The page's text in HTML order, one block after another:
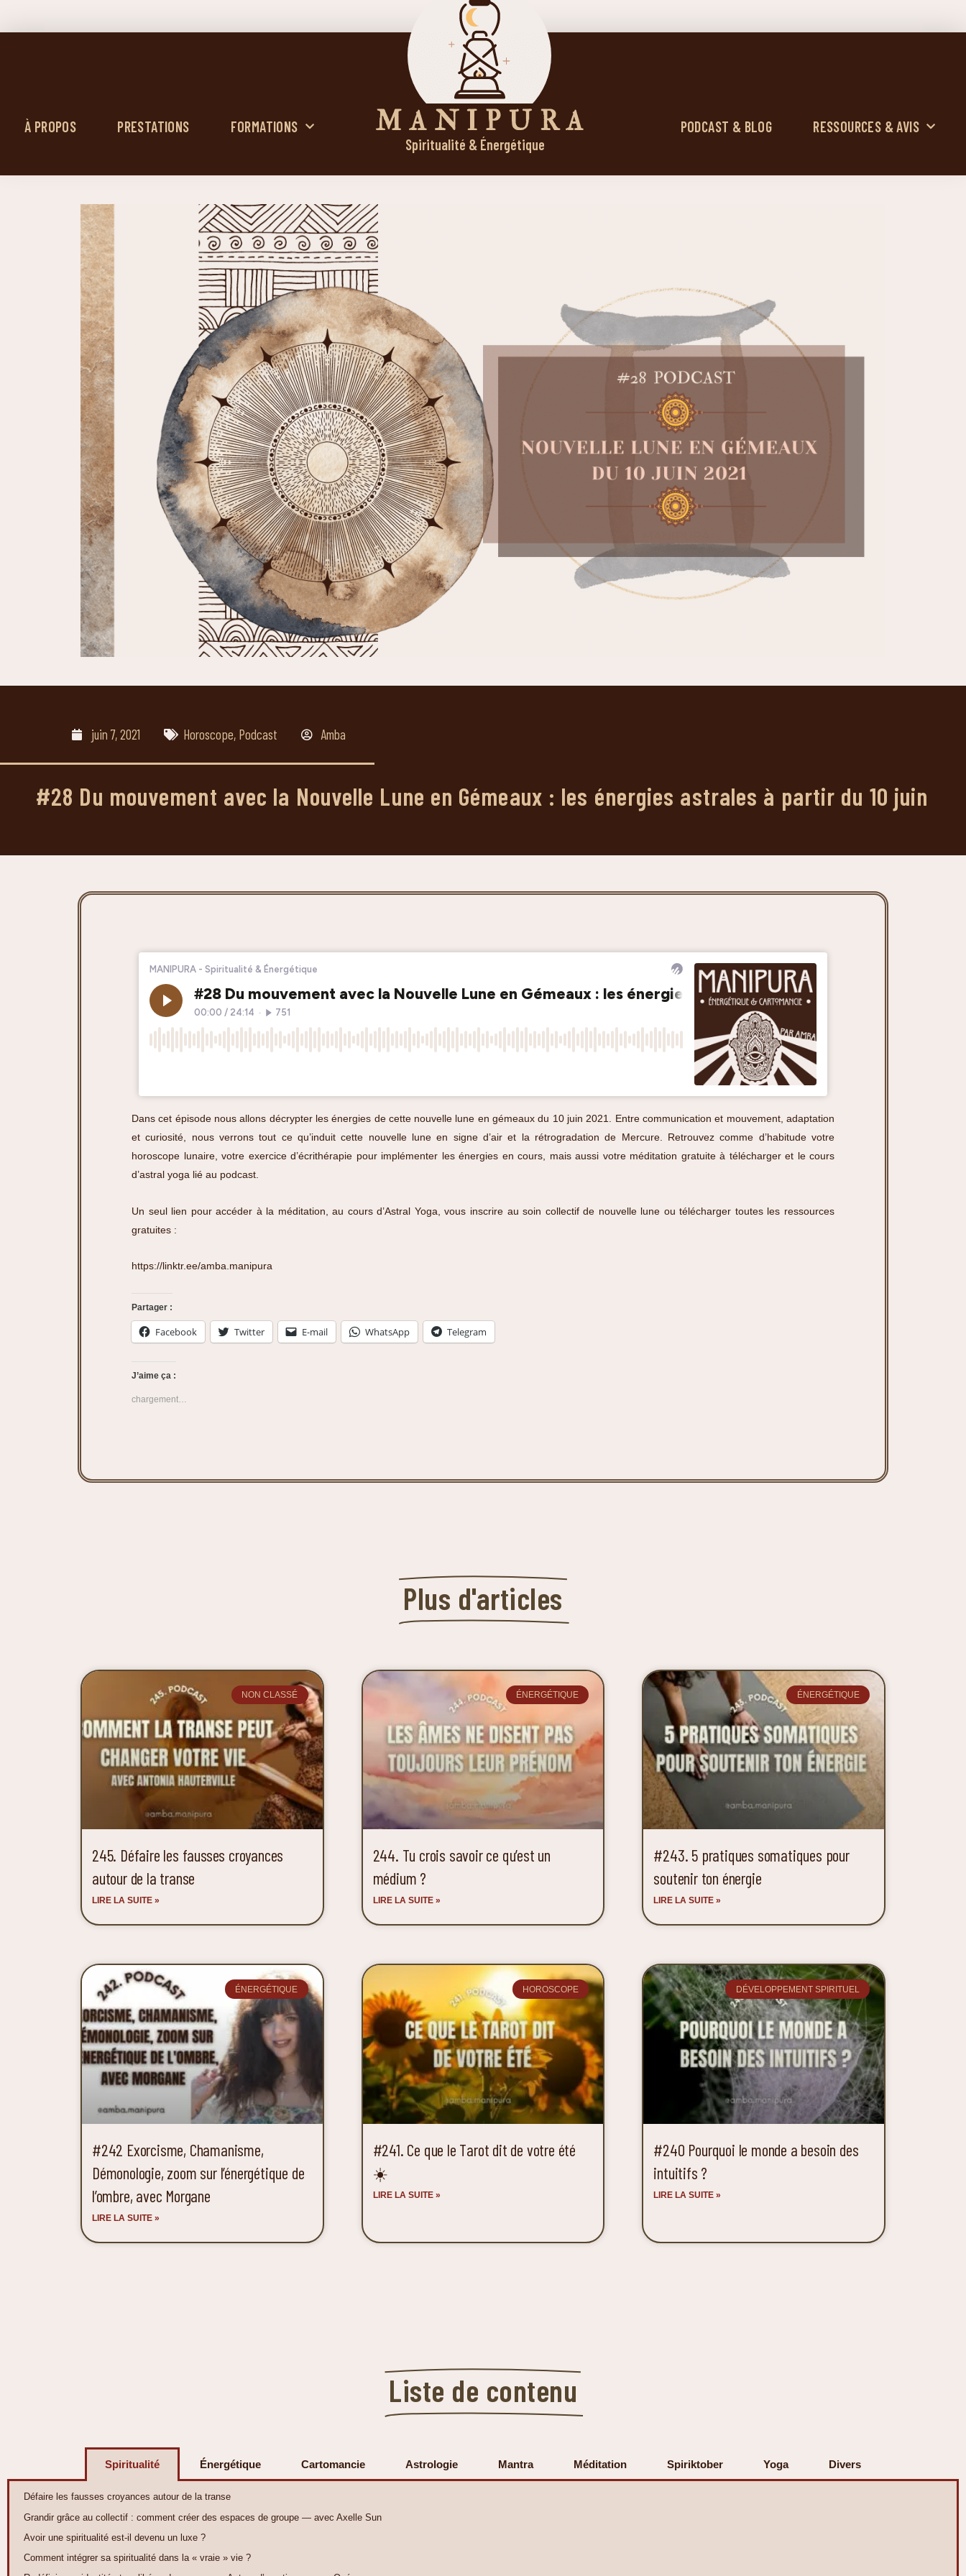
À PROPOS PRESTATIONS FORMATIONS M A N I P U R A PODCAST & BLOG
RESSOURCES & AVIS
Spiritualité & Énergétique
juin 7, 2021 Horoscope, Podcast Amba
#28 Du mouvement avec la Nouvelle Lune en Gémeaux : les énergies astrales à partir du 10 juin
Dans cet épisode nous allons décrypter les énergies de cette nouvelle lune en gémeaux du 10 juin 2021. Entre communication et mouvement, adaptation
et curiosité, nous verrons tout ce qu’induit cette nouvelle lune en signe d’air et la rétrogradation de Mercure. Retrouvez comme d’habitude votre
horoscope lunaire, votre exercice d’écrithérapie pour implémenter les énergies en cours, mais aussi votre méditation gratuite à télécharger et le cours
d’astral yoga lié au podcast.
Un seul lien pour accéder à la méditation, au cours d’Astral Yoga, vous inscrire au soin collectif de nouvelle lune ou télécharger toutes les ressources
gratuites :
https://linktr.ee/amba.manipura
Partager :
Facebook Twitter E-mail WhatsApp Telegram
J’aime ça :
chargement…
Plus d'articles
NON CLASSÉ
245. Défaire les fausses croyances
autour de la transe
LIRE LA SUITE »
ÉNERGÉTIQUE
244. Tu crois savoir ce qu’est un
médium ?
LIRE LA SUITE »
ÉNERGÉTIQUE
#243. 5 pratiques somatiques pour
soutenir ton énergie
LIRE LA SUITE »
ÉNERGÉTIQUE
#242 Exorcisme, Chamanisme,
Démonologie, zoom sur l’énergétique de
l’ombre, avec Morgane
LIRE LA SUITE »
HOROSCOPE
#241. Ce que le Tarot dit de votre été
☀️
LIRE LA SUITE »
DÉVELOPPEMENT SPIRITUEL
#240 Pourquoi le monde a besoin des
intuitifs ?
LIRE LA SUITE »
Liste de contenu
Spiritualité Énergétique Cartomancie Astrologie Mantra Méditation Spiriktober Yoga Divers
Défaire les fausses croyances autour de la transe
Grandir grâce au collectif : comment créer des espaces de groupe — avec Axelle Sun
Avoir une spiritualité est-il devenu un luxe ?
Comment intégrer sa spiritualité dans la « vraie » vie ?